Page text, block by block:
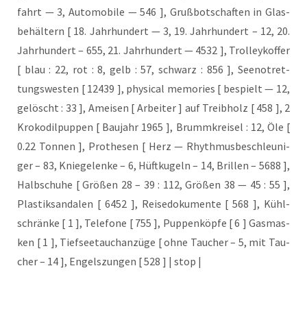
fahrt — 3, Auto­mo­bi­le — 546 ], Gruß­bot­schaf­ten in Glas­
be­häl­tern [ 18. Jahr­hun­dert — 3, 19. Jahr­hun­dert – 12, 20.
Jahr­hun­dert – 655, 21. Jahr­hun­dert — 4532 ], Trol­ley­kof­fer
[ blau : 22, rot : 8, gelb : 57, schwarz : 856 ], See­not­ret­
tungs­wes­ten [ 12439 ], phy­si­cal memo­ries [ bespielt — 12,
gelöscht : 33 ], Amei­sen [ Arbei­ter ] auf Treib­holz [ 458 ], 2
Kro­ko­dil­pup­pen [ Bau­jahr 1965 ], Brumm­krei­sel : 12, Öle [
0.22 Ton­nen ], Pro­the­sen [ Herz — Rhyth­mus­be­schleu­ni­
ger – 83, Knie­ge­len­ke – 6, Hüft­ku­geln – 14, Bril­len – 5688 ],
Halb­schu­he [ Grö­ßen 28 – 39 : 112, Grö­ßen 38 — 45 : 55 ],
Plas­tik­san­da­len [ 6452 ], Rei­se­do­ku­men­te [ 568 ], Kühl­
schrän­ke [ 1 ], Tele­fo­ne [ 755 ], Pup­pen­köp­fe [ 6 ] Gas­mas­
ken [ 1 ], Tief­see­tauch­an­zü­ge [ ohne Tau­cher – 5, mit Tau­
cher – 14 ], Engels­zun­gen [ 528 ] | stop |